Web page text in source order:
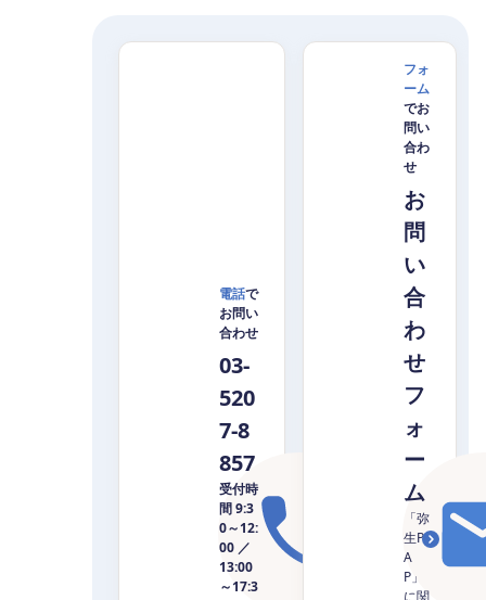
電話で
お問い
合わせ
03-
520
7-8
857
受付時
間 9:3
0～12:
00 ／
13:00
～17:3
フォ
ーム
でお
問い
合わ
せ
お
問
い
合
わ
せ
フ
ォ
ー
ム
「弥
生P
A
P」
に関